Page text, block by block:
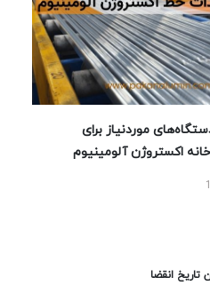
موردنیاز برای
اکستروژن آلومینیوم
انقضا